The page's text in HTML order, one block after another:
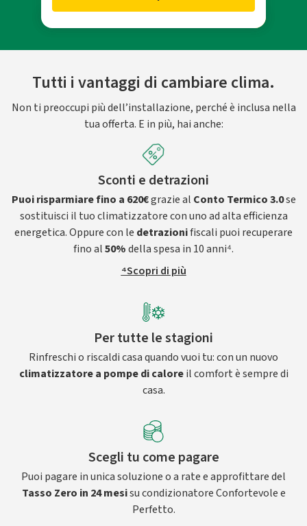
Tutti i vantaggi di cambiare clima.
Non ti preoccupi più dell’installazione, perché è inclusa nella
tua offerta. E in più, hai anche:
Sconti e detrazioni
Puoi risparmiare fino a 620€grazie al Conto Termico 3.0se
sostituisci il tuo climatizzatore con uno ad alta efficienza
energetica. Oppure con le detrazionifiscali puoi recuperare
fino al50%della spesa in 10 anni⁴.
⁴Scopri di più
Per tutte le stagioni
Rinfreschi o riscaldi casa quando vuoi tu: con un nuovo
climatizzatore a pompe di caloreil comfort è sempre di
casa.
Scegli tu come pagare
Puoi pagare in unica soluzione o a rate e approfittare del
Tasso Zero in 24 mesisu condizionatore Confortevole e
Perfetto.